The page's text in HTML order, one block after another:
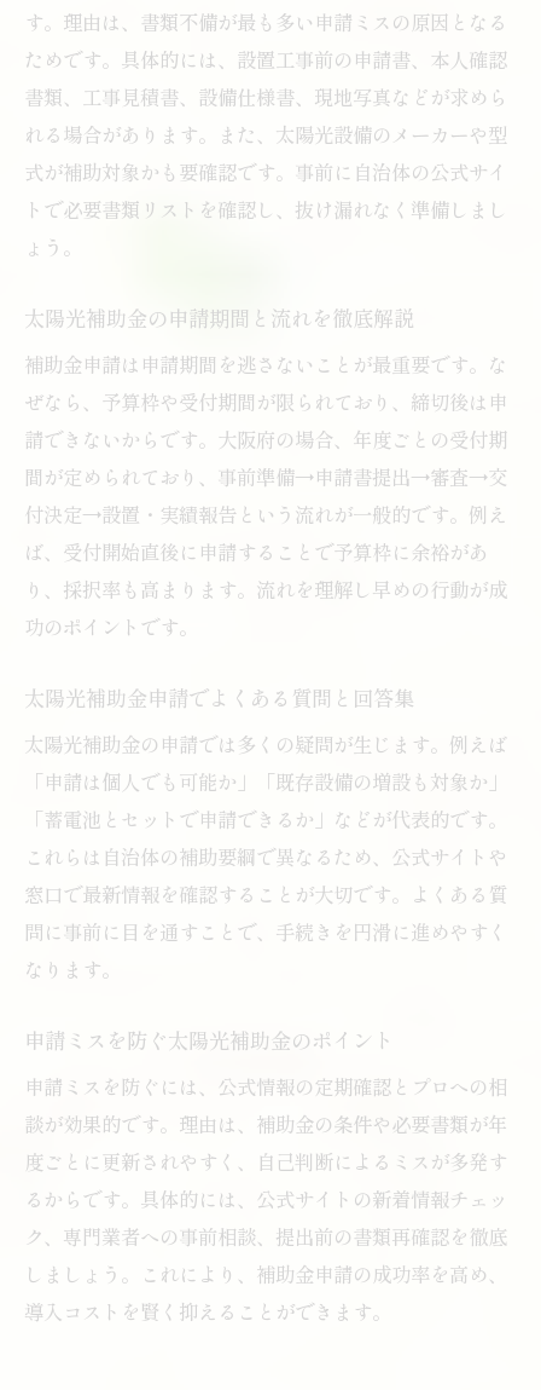
す。理由は、書類不備が最も多い申請ミスの原因となる
ためです。具体的には、設置工事前の申請書、本人確認
書類、工事見積書、設備仕様書、現地写真などが求めら
れる場合があります。また、太陽光設備のメーカーや型
式が補助対象かも要確認です。事前に自治体の公式サイ
トで必要書類リストを確認し、抜け漏れなく準備しまし
ょう。
太陽光補助金の申請期間と流れを徹底解説
補助金申請は申請期間を逃さないことが最重要です。な
ぜなら、予算枠や受付期間が限られており、締切後は申
請できないからです。大阪府の場合、年度ごとの受付期
間が定められており、事前準備→申請書提出→審査→交
付決定→設置・実績報告という流れが一般的です。例え
ば、受付開始直後に申請することで予算枠に余裕があ
り、採択率も高まります。流れを理解し早めの行動が成
功のポイントです。
太陽光補助金申請でよくある質問と回答集
太陽光補助金の申請では多くの疑問が生じます。例えば
「申請は個人でも可能か」「既存設備の増設も対象か」
「蓄電池とセットで申請できるか」などが代表的です。
これらは自治体の補助要綱で異なるため、公式サイトや
窓口で最新情報を確認することが大切です。よくある質
問に事前に目を通すことで、手続きを円滑に進めやすく
なります。
申請ミスを防ぐ太陽光補助金のポイント
申請ミスを防ぐには、公式情報の定期確認とプロへの相
談が効果的です。理由は、補助金の条件や必要書類が年
度ごとに更新されやすく、自己判断によるミスが多発す
るからです。具体的には、公式サイトの新着情報チェッ
ク、専門業者への事前相談、提出前の書類再確認を徹底
しましょう。これにより、補助金申請の成功率を高め、
導入コストを賢く抑えることができます。